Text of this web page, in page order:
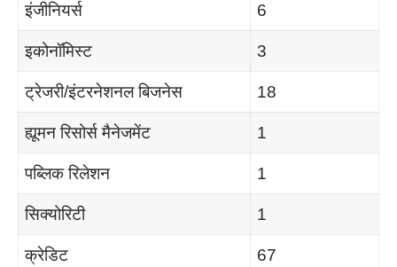
इंजीनियर्स 6
इकोनॉमिस्ट 3
ट्रेजरी/इंटरनेशनल बिजनेस 18
ह्यूमन रिसोर्स मैनेजमेंट 1
पब्लिक रिलेशन 1
सिक्योरिटी 1
क्रेडिट 67